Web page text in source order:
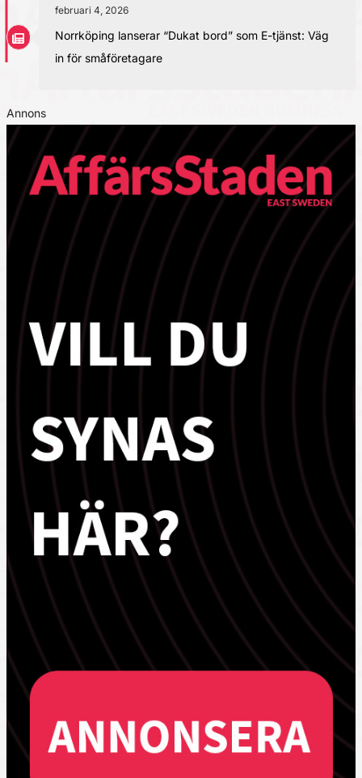
februari 4, 2026
Norrköping lanserar “Dukat bord” som E-tjänst: Väg
in för småföretagare
Annons